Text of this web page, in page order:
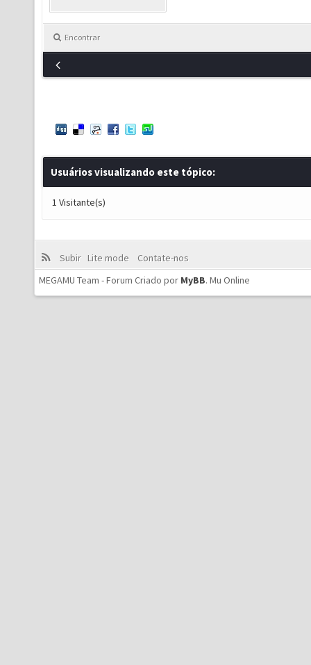
Encontrar
Usuários visualizando este tópico:
1 Visitante(s)
Subir Lite mode
Contate-nos
MEGAMU Team - Forum Criado por MyBB. Mu Online